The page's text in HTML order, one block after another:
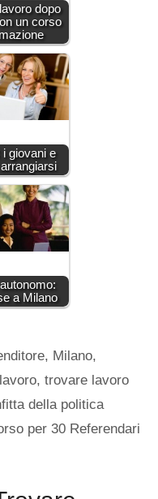
dopo
un corso
i giovani e
a Milano
, Milano,
, trovare lavoro
della politica
per 30 Referendari